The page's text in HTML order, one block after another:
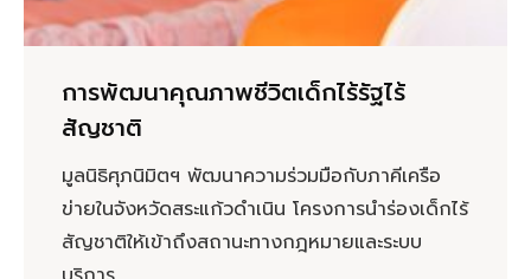
การพัฒนาคุณภาพชีวิตเด็กไร้รัฐไร้
สัญชาติ
มูลนิธิศุภนิมิตฯ พัฒนาความร่วมมือกับภาคีเครือ
ข่ายในจังหวัดสระแก้วดำเนิน โครงการนำร่องเด็กไร้
สัญชาติให้เข้าถึงสถานะทางกฎหมายและระบบ